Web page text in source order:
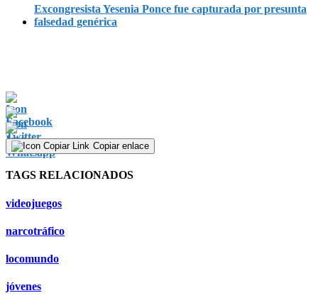
Excongresista Yesenia Ponce fue capturada por presunta
falsedad genérica
Copiar enlace
TAGS RELACIONADOS
videojuegos
narcotráfico
locomundo
jóvenes